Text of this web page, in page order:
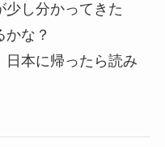
少し分かってきた
な？
日本に帰ったら読み